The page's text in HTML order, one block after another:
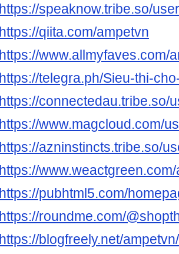
https://speaknow.tribe.so/
https://qiita.com/ampetvn
https://www.allmyfaves.com/
https://telegra.ph/Sieu-thi-
https://connectedau.tribe.so/
https://www.magcloud.com/
https://azninstincts.tribe.so/
https://
https://pubhtml5.com/
https://roundme.com/
https://blogfreely.net/